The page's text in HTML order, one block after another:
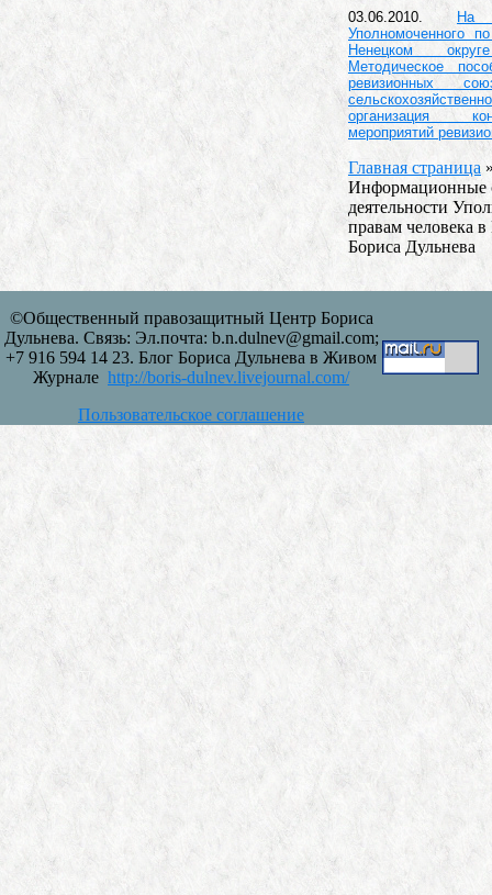
03.06.2010.
На
Уполномоченного
Ненецком
Методическое
ревизионных
организация
мероприятий
Главная страница
Информационные
деятельности
правам человека
Бориса Дульнева
©Общественный правозащитный Центр Бориса
Дульнева. Связь: Эл.почта: b.n.dulnev@gmail.com;
+7 916 594 14 23. Блог Бориса Дульнева в Живом
Журнале http://boris-dulnev.livejournal.com/
Пользовательское соглашение